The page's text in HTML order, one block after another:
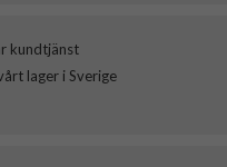
kundtjänst
lager i Sverige